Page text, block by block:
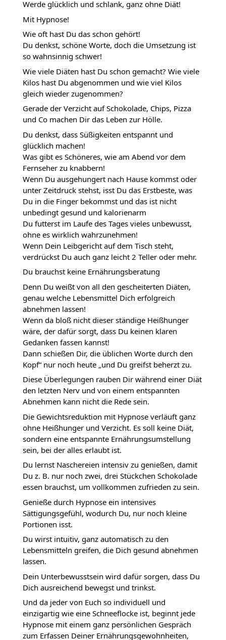
Werde glücklich und schlank, ganz ohne Diät!
Mit Hypnose!
Wie oft hast Du das schon gehört!
Du denkst, schöne Worte, doch die Umsetzung ist
so wahnsinnig schwer!
Wie viele Diäten hast Du schon gemacht? Wie viele
Kilos hast Du abgenommen und wie viel Kilos
gleich wieder zugenommen?
Gerade der Verzicht auf Schokolade, Chips, Pizza
und Co machen Dir das Leben zur Hölle.
Du denkst, dass Süßigkeiten entspannt und
glücklich machen!
Was gibt es Schöneres, wie am Abend vor dem
Fernseher zu knabbern!
Wenn Du ausgehungert nach Hause kommst oder
unter Zeitdruck stehst, isst Du das Erstbeste, was
Du in die Finger bekommst und das ist nicht
unbedingt gesund und kalorienarm
Du futterst im Laufe des Tages vieles unbewusst,
ohne es wirklich wahrzunehmen!
Wenn Dein Leibgericht auf dem Tisch steht,
verdrückst Du auch ganz leicht 2 Teller oder mehr.
Du brauchst keine Ernährungsberatung
Denn Du weißt von all den gescheiterten Diäten,
genau welche Lebensmittel Dich erfolgreich
abnehmen lassen!
Wenn da bloß nicht dieser ständige Heißhunger
wäre, der dafür sorgt, dass Du keinen klaren
Gedanken fassen kannst!
Dann schießen Dir, die üblichen Worte durch den
Kopf“ nur noch heute „und Du greifst beherzt zu.
Diese Überlegungen rauben Dir während einer Diät
den letzten Nerv und von einem entspannten
Abnehmen kann nicht die Rede sein.
Die Gewichtsreduktion mit Hypnose verläuft ganz
ohne Heißhunger und Verzicht. Es soll keine Diät,
sondern eine entspannte Ernährungsumstellung
sein, bei der alles erlaubt ist.
Du lernst Naschereien intensiv zu genießen, damit
Du z. B. nur noch zwei, drei Stückchen Schokolade
essen brauchst, um vollkommen zufrieden zu sein.
Genieße durch Hypnose ein intensives
Sättigungsgefühl, wodurch Du, nur noch kleine
Portionen isst.
Du wirst intuitiv, ganz automatisch zu den
Lebensmitteln greifen, die Dich gesund abnehmen
lassen.
Dein Unterbewusstsein wird dafür sorgen, dass Du
Dich ausreichend bewegst und trinkst.
Und da jeder von Euch so individuell und
einzigartig wie eine Schneeflocke ist, beginnt jede
Hypnose mit einem ganz persönlichen Gespräch
zum Erfassen Deiner Ernährungsgewohnheiten,